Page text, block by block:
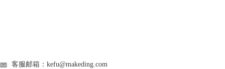
客服邮箱：kefu@makeding.com